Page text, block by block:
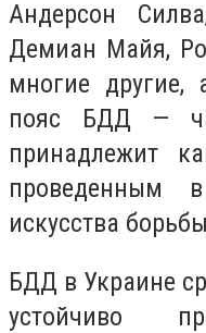
Андерсон
Демиан Майя,
многие другие,
пояс БДД —
принадлежит
проведенным
искусства
БДД в Украине
устойчиво